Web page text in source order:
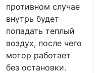
противном случае
внутрь будет
попадать теплый
воздух, после чего
мотор работает
без остановки.